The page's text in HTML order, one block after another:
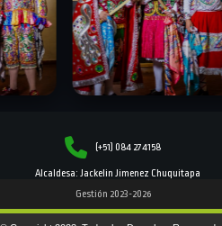
(+51) 084 274158
Alcaldesa: Jackelin Jimenez Chuquitapa
Gestión 2023-2026